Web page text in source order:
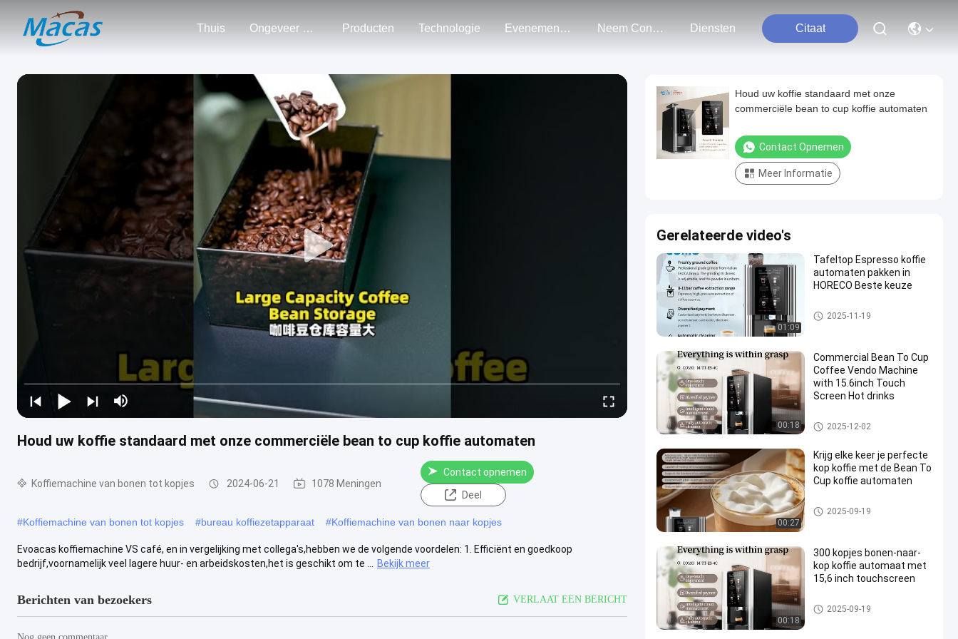
Thuis Ongeveer Ons Producten Technologie Evenementen Neem Contact Met Ons Op Diensten Citaat
Houd uw koffie standaard met onze commerciële bean to cup koffie automaten
Koffiemachine van bonen tot kopjes 2024-06-21 1078 Meningen
Contact opnemen
Deel
#Koffiemachine van bonen tot kopjes #bureau koffiezetapparaat #Koffiemachine van bonen naar kopjes
Evoacas koffiemachine VS café, en in vergelijking met collega's,hebben we de volgende voordelen: 1. Efficiënt en goedkoop
bedrijf,voornamelijk veel lagere huur- en arbeidskosten,het is geschikt om te ...
Bekijk meer
Berichten van bezoekers VERLAAT EEN BERICHT
Nog geen commentaar
Houd uw koffie standaard met onze
commerciële bean to cup koffie automaten
Contact Opnemen
Meer Informatie
Gerelateerde video's
01:09
Tafeltop Espresso koffie
automaten pakken in
HORECO Beste keuze
Koffiemachine van bonen tot k
opjes
2025-11-19
00:18
Commercial Bean To Cup
Coffee Vendo Machine
with 15.6inch Touch
Screen Hot drinks
Koffiemachine van bonen tot k
opjes
2025-12-02
00:27
Krijg elke keer je perfecte
kop koffie met de Bean To
Cup koffie automaten
Koffiemachine van bonen tot k
opjes
2025-09-19
00:18
300 kopjes bonen-naar-
kop koffie automaat met
15,6 inch touchscreen
Koffiemachine van bonen tot k
opjes
2025-09-19